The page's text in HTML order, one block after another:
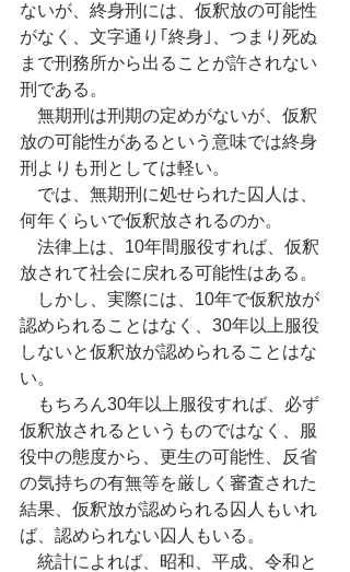
ないが、終身刑には、仮釈放の可能性
がなく、文字通り｢終身｣、つまり死ぬ
まで刑務所から出ることが許されない
刑である。
無期刑は刑期の定めがないが、仮釈
放の可能性があるという意味では終身
刑よりも刑としては軽い。
では、無期刑に処せられた囚人は、
何年くらいで仮釈放されるのか。
法律上は、10年間服役すれば、仮釈
放されて社会に戻れる可能性はある。
しかし、実際には、10年で仮釈放が
認められることはなく、30年以上服役
しないと仮釈放が認められることはな
い。
もちろん30年以上服役すれば、必ず
仮釈放されるというものではなく、服
役中の態度から、更生の可能性、反省
の気持ちの有無等を厳しく審査された
結果、仮釈放が認められる囚人もいれ
ば、認められない囚人もいる。
統計によれば、昭和、平成、令和と